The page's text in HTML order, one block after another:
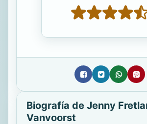
Biografía de Jenny
Vanvoorst